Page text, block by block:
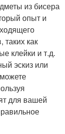
из бисера
опыт и
таких как
клейки и т.д.
эскиз или
для вашей